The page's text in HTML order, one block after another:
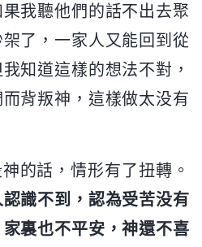
我聽他們的話不出去聚
了，一家人又能回到從
知道這樣的想法不對，
背叛神，這樣做太没有
的話，情形有了扭轉。
識不到，認為受苦没有
裏也不平安，神還不喜